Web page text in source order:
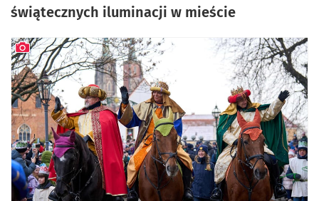
świątecznych iluminacji w mieście